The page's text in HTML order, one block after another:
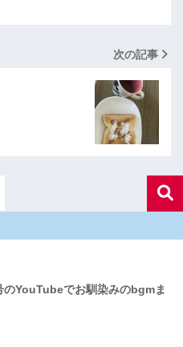
次の記事
のYouTubeでお馴染みのbgmま